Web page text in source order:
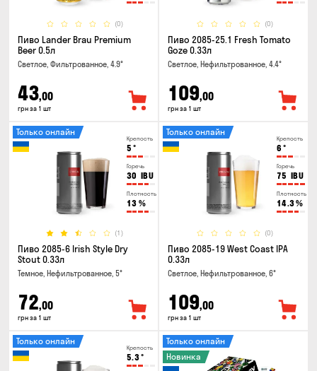
(0)
Пиво Lander Brau Premium
Beer 0.5л
Светлое, Фильтрованное, 4.9°
43,00
грн за 1 шт
(0)
Пиво 2085-25.1 Fresh Tomato
Goze 0.33л
Светлое, Нефильтрованное, 4.4°
109,00
грн за 1 шт
Крепость
5 °
Горечь
30 IBU
Плотность
13 %
(1)
Только онлайн
Пиво 2085-6 Irish Style Dry
Stout 0.33л
Темное, Нефильтрованное, 5°
72,00
грн за 1 шт
Крепость
6 °
Горечь
75 IBU
Плотность
14.3%
(0)
Только онлайн
Пиво 2085-19 West Coast IPA
0.33л
Светлое, Нефильтрованное, 6°
109,00
грн за 1 шт
Крепость
5.3°
Только онлайн
Только онлайн
Новинка